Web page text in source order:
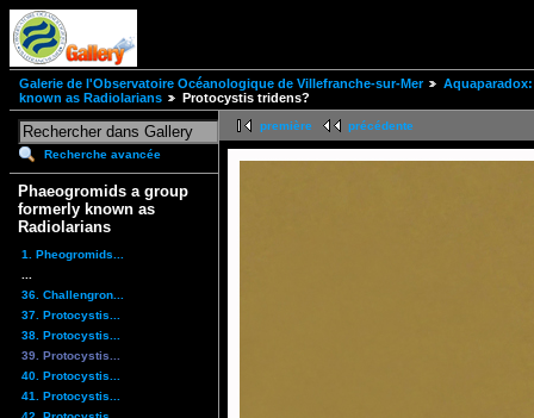
Galerie de l'Observatoire Océanologique de Villefranche-sur-Mer
known as Radiolarians
Protocystis tridens?
Recherche avancée
Phaeogromids a group
formerly known as
Radiolarians
1. Pheogromids...
36. Challengron...
37. Protocystis...
38. Protocystis...
39. Protocystis...
40. Protocystis...
41. Protocystis...
première précédente